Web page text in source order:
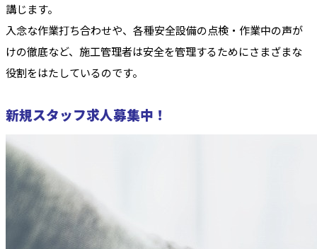
講じます。
入念な作業打ち合わせや、各種安全設備の点検・作業中の声が
けの徹底など、施工管理者は安全を管理するためにさまざまな
役割をはたしているのです。
新規スタッフ求人募集中！